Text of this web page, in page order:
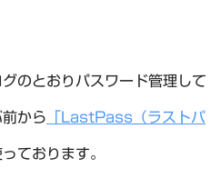
のとおりパスワード管理して
から 「LastPass（ラストパ
ております。